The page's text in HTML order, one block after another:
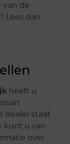
van de
Lees dan
heeft u
dealer staat
kunt u van
over